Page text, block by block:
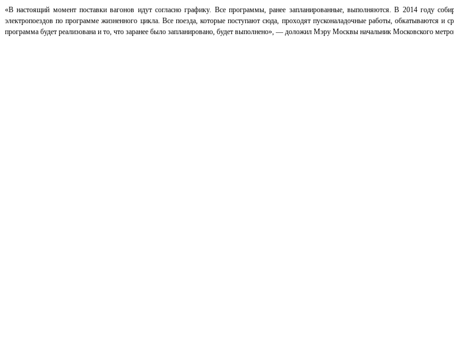
«В настоящий момент поставки вагонов идут согласно графику. Все программы, ранее запланированные, выполняются. В 2014 году
электропоездов по программе жизненного цикла. Все поезда, которые поступают сюда, проходят пусконаладочные работы,
программа будет реализована и то, что заранее было запланировано, будет выполнено», — доложил Мэру Москвы начальник Московского